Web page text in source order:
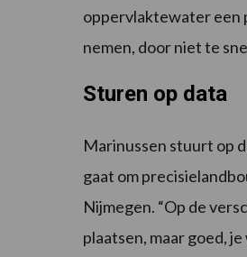
oppervlaktewater een
nemen, door niet te
Sturen op data
Marinussen stuurt op
gaat om
Nijmegen. “Op de
plaatsen, maar goed,